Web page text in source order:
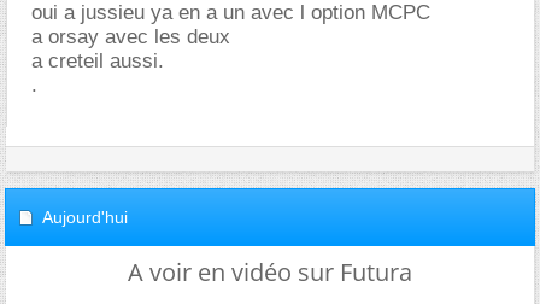
oui a jussieu ya en a un avec l option MCPC
a orsay avec les deux
a creteil aussi.
.
Aujourd'hui
A voir en vidéo sur Futura